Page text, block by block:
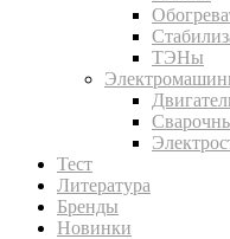
ТЭНы
Тест
Литература
Бренды
Новинки